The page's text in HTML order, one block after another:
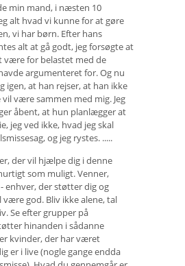
min mand, i næsten 10
alt hvad vi kunne for at gøre
vi har børn. Efter hans
alt at gå godt, jeg forsøgte at
være for belastet med de
argumenteret for. Og nu
igen, at han rejser, at han ikke
være sammen med mig. Jeg
åbent, at hun planlægger at
jeg ved ikke, hvad jeg skal
og jeg rystes. .....
der vil hjælpe dig i denne
som muligt. Venner,
enhver, der støtter dig og
god. Bliv ikke alene, tal
Se efter grupper på
hinanden i sådanne
kvinder, der har været
er i live (nogle gange endda